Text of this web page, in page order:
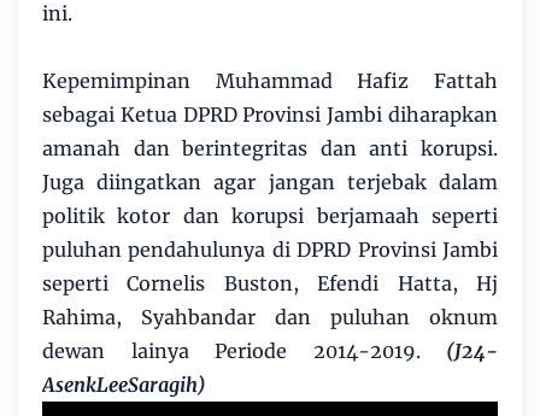
ini.
Kepemimpinan Muhammad Hafiz Fattah
sebagai Ketua DPRD Provinsi Jambi diharapkan
amanah dan berintegritas dan anti korupsi.
Juga diingatkan agar jangan terjebak dalam
politik kotor dan korupsi berjamaah seperti
puluhan pendahulunya di DPRD Provinsi Jambi
seperti Cornelis Buston, Efendi Hatta, Hj
Rahima, Syahbandar dan puluhan oknum
dewan lainya Periode 2014-2019. (J24-
AsenkLeeSaragih)